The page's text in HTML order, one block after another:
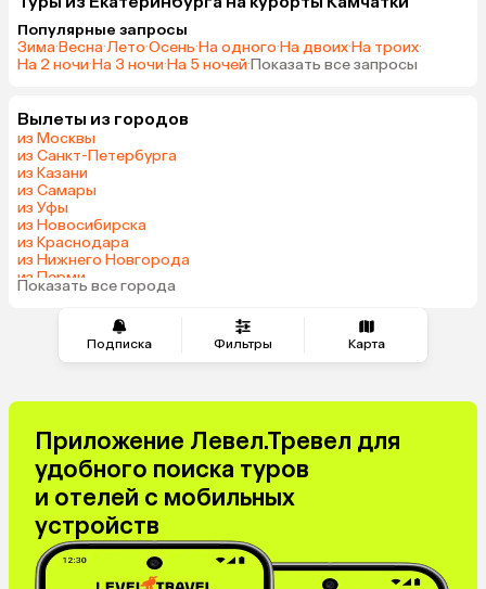
Подписка Фильтры Карта
Популярные запросы
Зима·Весна·Лето·Осень·На одного·На двоих·На троих·
На 2 ночи·На 3 ночи·На 5 ночей·Показать все запросы
Вылеты из городов
из Москвы
из Санкт-Петербурга
из Казани
из Самары
из Уфы
из Новосибирска
из Краснодара
из Нижнего Новгорода
из Перми
из Сочи
Показать все города
Приложение Левел.Тревел для
удобного поиска туров
и отелей с мобильных
устройств